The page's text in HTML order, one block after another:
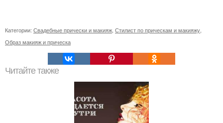
Категории: Свадебные прически и макияж Стилист по прическам и макияжу
Образ макияж и прическа
Читайте также